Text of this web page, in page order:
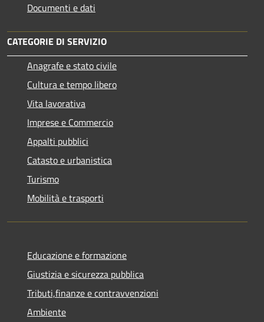
Documenti e dati
CATEGORIE DI SERVIZIO
Anagrafe e stato civile
Cultura e tempo libero
Vita lavorativa
Imprese e Commercio
Appalti pubblici
Catasto e urbanistica
Turismo
Mobilità e trasporti
Educazione e formazione
Giustizia e sicurezza pubblica
Tributi,finanze e contravvenzioni
Ambiente